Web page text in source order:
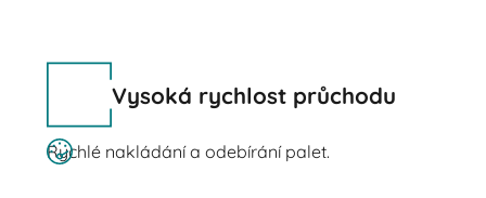
Vysoká rychlost průchodu
Rychlé nakládání a odebírání palet.